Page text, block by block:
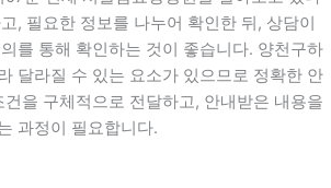
, 필요한 정보를 나누어 확인한 뒤, 상담이
를 통해 확인하는 것이 좋습니다. 양천구하
달라질 수 있는 요소가 있으므로 정확한 안
을 구체적으로 전달하고, 안내받은 내용을
과정이 필요합니다.